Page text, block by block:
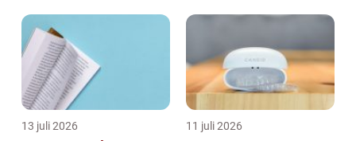
13 juli 2026 11 juli 2026